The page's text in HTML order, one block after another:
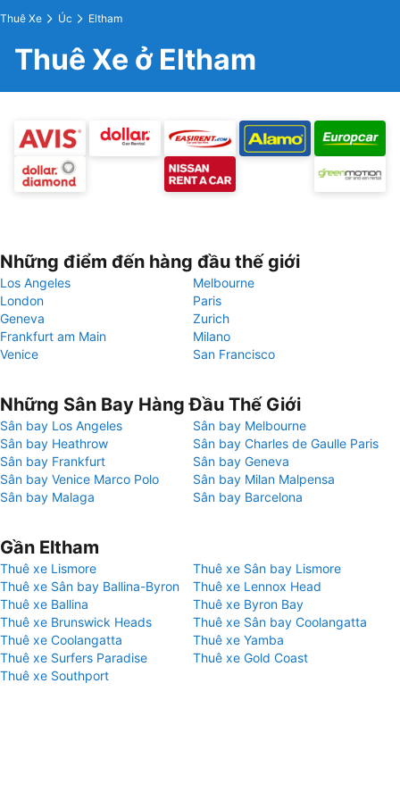
Thuê Xe Úc Eltham
Thuê Xe ở Eltham
Những điểm đến hàng đầu thế giới
Los Angeles
Melbourne
London
Paris
Geneva
Zurich
Frankfurt am Main
Milano
Venice
San Francisco
Những Sân Bay Hàng Đầu Thế Giới
Sân bay Los Angeles
Sân bay Melbourne
Sân bay Heathrow
Sân bay Charles de Gaulle Paris
Sân bay Frankfurt
Sân bay Geneva
Sân bay Venice Marco Polo
Sân bay Milan Malpensa
Sân bay Malaga
Sân bay Barcelona
Gần Eltham
Thuê xe Lismore
Thuê xe Sân bay Lismore
Thuê xe Sân bay Ballina-Byron
Thuê xe Lennox Head
Thuê xe Ballina
Thuê xe Byron Bay
Thuê xe Brunswick Heads
Thuê xe Sân bay Coolangatta
Thuê xe Coolangatta
Thuê xe Yamba
Thuê xe Surfers Paradise
Thuê xe Gold Coast
Thuê xe Southport